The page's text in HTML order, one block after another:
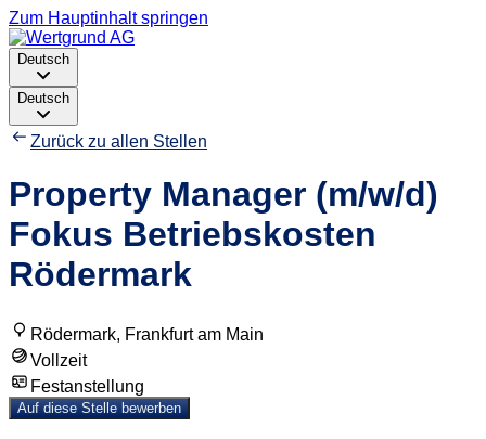
Zum Hauptinhalt springen
Deutsch
Deutsch
Zurück zu allen Stellen
Property Manager (m/w/d)
Fokus Betriebskosten
Rödermark
Rödermark, Frankfurt am Main
Vollzeit
Festanstellung
Auf diese Stelle bewerben